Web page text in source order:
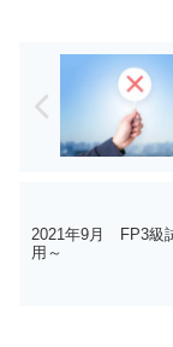
2021年9月 FP3級
用～